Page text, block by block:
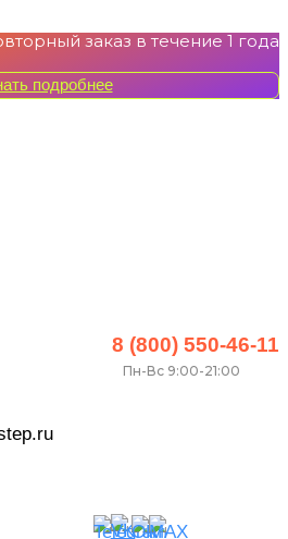
заказ в течение 1 года
подробнее
8 (800) 550-46-11
Пн-Вс 9:00-21:00